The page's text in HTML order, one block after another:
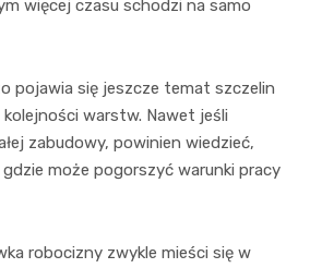
więcej czasu schodzi na samo
pojawia się jeszcze temat szczelin
warstw. Nawet jeśli
zabudowy, powinien wiedzieć,
gdzie może pogorszyć warunki pracy
robocizny zwykle mieści się w